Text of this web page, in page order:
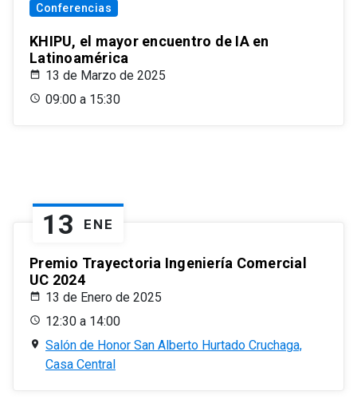
Conferencias
KHIPU, el mayor encuentro de IA en
Latinoamérica
13 de Marzo de 2025
09:00 a 15:30
13 ENE
Premio Trayectoria Ingeniería Comercial
UC 2024
13 de Enero de 2025
12:30 a 14:00
Salón de Honor San Alberto Hurtado Cruchaga,
Casa Central